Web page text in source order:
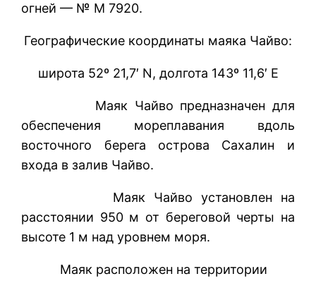
огней — № М 7920.
Географические координаты маяка Чайво:
широта 52º 21,7′ N, долгота 143º 11,6′ E
Маяк Чайво предназначен для
обеспечения мореплавания вдоль
восточного берега острова Сахалин и
входа в залив Чайво.
Маяк Чайво установлен на
расстоянии 950 м от береговой черты на
высоте 1 м над уровнем моря.
Маяк расположен на территории